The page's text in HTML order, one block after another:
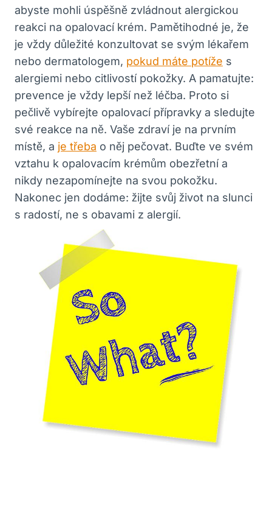
abyste mohli úspěšně ‍zvládnout ⁤alergickou
reakci na opalovací krém. Pamětihodné je, že⁢
je vždy​ důležité⁤ konzultovat se svým ‌lékařem‍
nebo ⁣dermatologem, pokud máte potíže ⁣ s
alergiemi nebo citlivostí pokožky. A pamatujte:
prevence ⁤je‍ vždy lepší ​než ​léčba. Proto si
pečlivě vybírejte opalovací přípravky a⁢ sledujte
své reakce na⁣ ně. Vaše ‌zdraví je na ⁤prvním
místě, a je třeba o něj pečovat. Buďte ⁤ve svém
vztahu k​ opalovacím ⁤krémům ⁣obezřetní‍ a
nikdy nezapomínejte ​na svou pokožku.
Nakonec jen dodáme: žijte svůj⁣ život na slunci
s radostí, ⁢ne ⁢s‍ obavami z alergií.